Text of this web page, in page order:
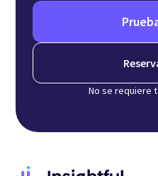
No se requiere